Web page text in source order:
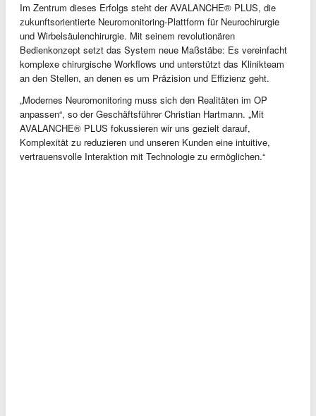
Im Zentrum dieses Erfolgs steht der AVALANCHE® PLUS, die
zukunftsorientierte Neuromonitoring-Plattform für Neurochirurgie
und Wirbelsäulenchirurgie. Mit seinem revolutionären
Bedienkonzept setzt das System neue Maßstäbe: Es vereinfacht
komplexe chirurgische Workflows und unterstützt das Klinikteam
an den Stellen, an denen es um Präzision und Effizienz geht.
„Modernes Neuromonitoring muss sich den Realitäten im OP
anpassen“, so der Geschäftsführer Christian Hartmann. „Mit
AVALANCHE® PLUS fokussieren wir uns gezielt darauf,
Komplexität zu reduzieren und unseren Kunden eine intuitive,
vertrauensvolle Interaktion mit Technologie zu ermöglichen.“